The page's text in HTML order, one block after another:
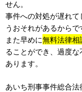
せん。
事件への対処が遅れ
うおそれがあるからで
また早めに無料法律相
ることができ、過度
あります。
あいち刑事事件総合